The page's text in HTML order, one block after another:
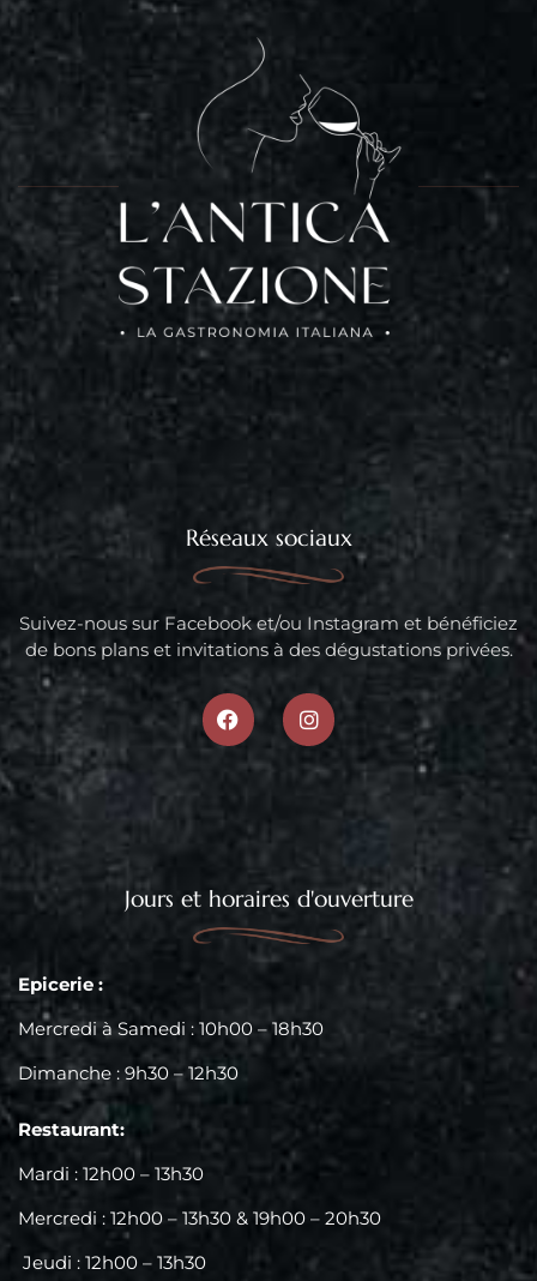
Jours et horaires d'ouverture
Epicerie :
Mercredi à Samedi : 10h00 – 18h30
Dimanche : 9h30 – 12h30
Restaurant:
Mardi : 12h00 – 13h30
Mercredi : 12h00 – 13h30 & 19h00 – 20h30
Jeudi : 12h00 – 13h30
Réseaux sociaux
Suivez-nous sur Facebook et/ou Instagram et bénéficiez
de bons plans et invitations à des dégustations privées.